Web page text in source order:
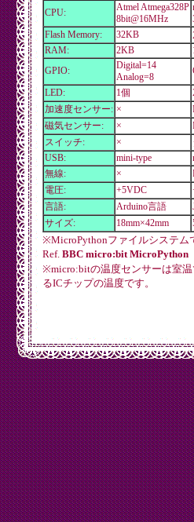
CPU:
Atmel Atmega328P
8bit@16MHz
Flash Memory:
32KB
RAM:
2KB
GPIO:
Digital=14
Analog=8
LED:
1個
加速度センサー: ×
磁気センサー:
×
スイッチ:
×
USB:
mini-type
無線:
×
電圧:
+5VDC
言語:
Arduino言語
サイズ:
18mm×42mm
※MicroPythonファイルシステム
Ref. BBC micro:bit MicroPython
※micro:bitの温度センサーは室
るICチップの温度です。